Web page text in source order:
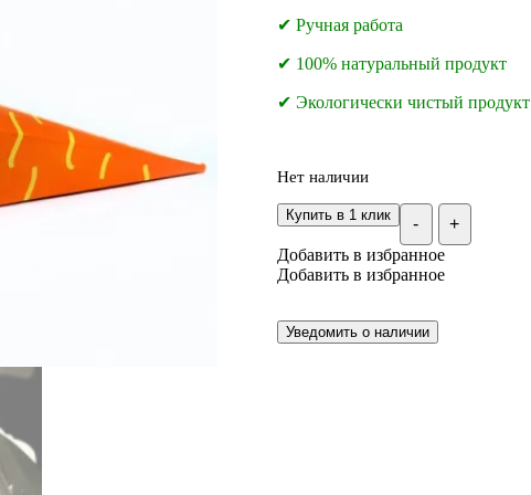
✔ Ручная работа
✔ 100% натуральный продукт
✔ Экологически чистый продукт
Нет наличии
- +
Купить в 1 клик
Добавить в избранное
Добавить в избранное